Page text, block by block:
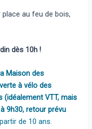
au feu de bois,
dès 10h !
Maison des
à vélo des
(idéalement VTT, mais
9h30, retour prévu
de 10 ans.